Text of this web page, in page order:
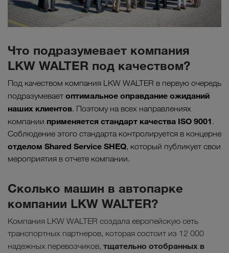
Что подразумевает компания
LKW WALTER под качеством?
Под качеством компания LKW WALTER в первую очередь
подразумевает оптимальное оправдание ожиданий
наших клиентов. Поэтому на всех направлениях
компании применяется стандарт качества ISO 9001.
Соблюдение этого стандарта контролируется в концерне
отделом Shared Service SHEQ, который публикует свои
мероприятия в отчете компании.
Сколько машин в автопарке
компании LKW WALTER?
Компания LKW WALTER создала европейскую сеть
транспортных партнеров, которая состоит из 12 000
надежных перевозчиков, тщательно отобранных в